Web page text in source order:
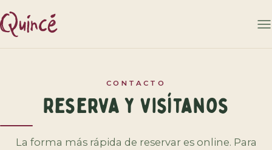
CONTACTO
Reserva y visítanos
La forma más rápida de reservar es online. Para